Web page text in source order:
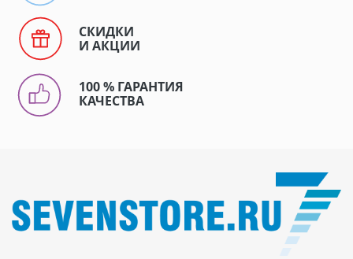
СКИДКИ
И АКЦИИ
100 % ГАРАНТИЯ
КАЧЕСТВА